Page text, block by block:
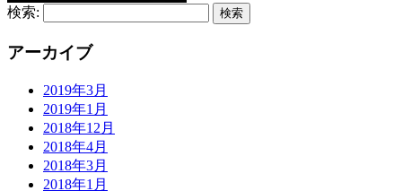
検索:
アーカイブ
2019年3月
2019年1月
2018年12月
2018年4月
2018年3月
2018年1月